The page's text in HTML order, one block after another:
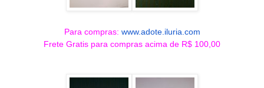
Para compras: www.adote.iluria.com
Frete Gratis para compras acima de R$ 100,00